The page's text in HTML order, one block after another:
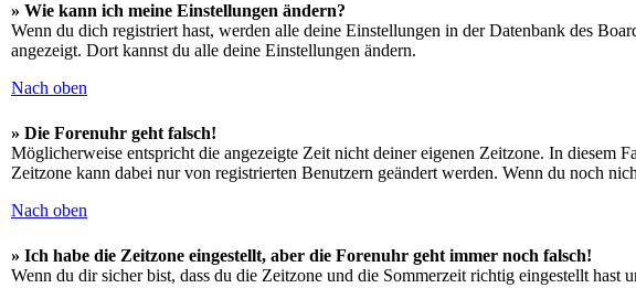
» Wie kann ich meine Einstellungen ändern?
Wenn du dich registriert hast, werden alle deine Einstellungen in der Datenbank des
angezeigt. Dort kannst du alle deine Einstellungen ändern.
Nach oben
» Die Forenuhr geht falsch!
Möglicherweise entspricht die angezeigte Zeit nicht deiner eigenen Zeitzone. In diesem
Zeitzone kann dabei nur von registrierten Benutzern geändert werden. Wenn du noch
Nach oben
» Ich habe die Zeitzone eingestellt, aber die Forenuhr geht immer noch falsch!
Wenn du dir sicher bist, dass du die Zeitzone und die Sommerzeit richtig eingestellt